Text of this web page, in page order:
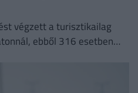
végzett a turisztikailag
ebből 316 esetben